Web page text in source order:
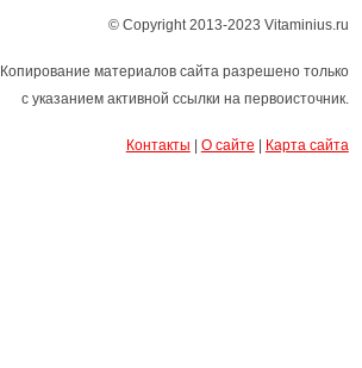
© Copyright 2013-2023 Vitaminius.ru
Копирование материалов сайта разрешено только
с указанием активной ссылки на первоисточник.
Контакты | О сайте | Карта сайта